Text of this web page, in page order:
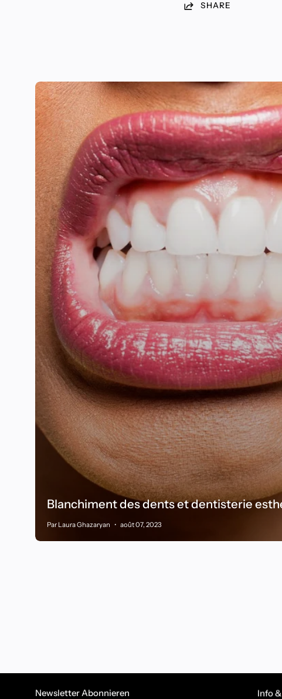
SHARE
Blanchiment des dents et dentisterie
Par Laura Ghazaryan août 07, 2023
Newsletter Abonnieren Info